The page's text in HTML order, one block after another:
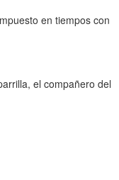
en tiempos con
el compañero del